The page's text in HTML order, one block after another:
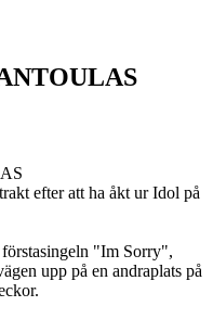
efter att ha åkt ur Idol på
"Im Sorry",
upp på en andraplats på